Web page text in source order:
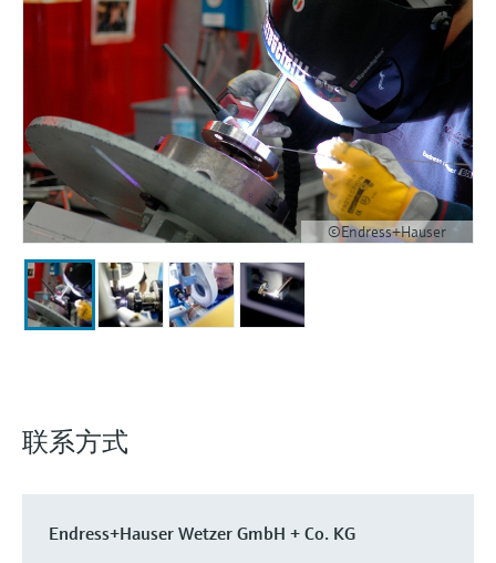
产品工具
通过产品筛选，选择测量仪表
通过产品特性查找适当的测量设备、软件或
系统组件。
Applicator 选型和计算软件
通过应用参数查找、选择并配置产品
Device Viewer
查找产品具体信息和文档
阻旋料位开关
机电式物位测量
微波限位栅物位测量
Level measurement with pressure
选购全部
污泥界面传感器和变送器
营养盐分析仪和传感器
金属分析仪
光度计
微波传输测量原理
Memosens数字技术
多点温度计
超高探测器
所有行业的关注焦点
工业领域的可持续发展解决方案
数字化驱动流程工业转型升级
决策级过程透明度，赋能卓越运营 ©Endress+Hauser
联系方式
Endress+Hauser Wetzer GmbH + Co. KG